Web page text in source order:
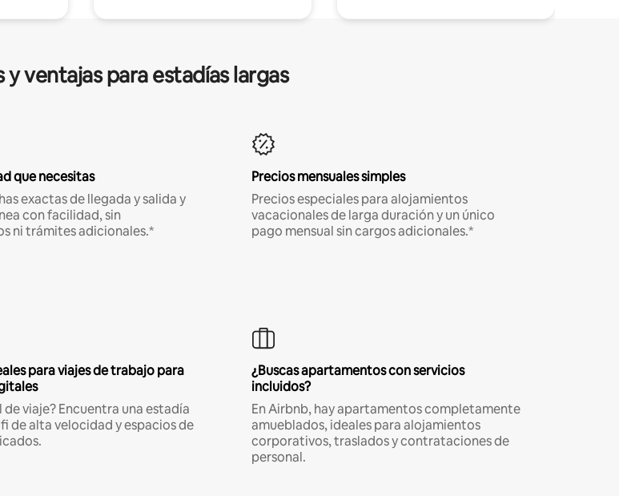
ventajas para estadías largas
que necesitas
exactas de llegada y salida y
con facilidad, sin
ni trámites adicionales.*
Precios mensuales simples
Precios especiales para alojamientos
vacacionales de larga duración y un único
pago mensual sin cargos adicionales.*
para viajes de trabajo para
de viaje? Encuentra una estadía
de alta velocidad y espacios de
¿Buscas apartamentos con servicios
incluidos?
En Airbnb, hay apartamentos completamente
amueblados, ideales para alojamientos
corporativos, traslados y contrataciones de
personal.